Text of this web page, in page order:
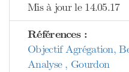
Mis à jour le 14.05.17
Références :
Objectif Agrégation,
Analyse , Gourdon